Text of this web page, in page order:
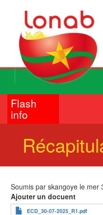
principal
Main
navigation
User
account
menu
Flash
info
Soumis par skangoye le mer
Ajouter un docuent
ECD_30-07-2025_R1.pdf